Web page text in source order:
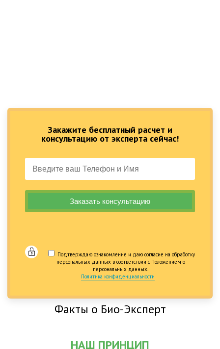
Закажите бесплатный расчет и
консультацию от эксперта сейчас!
Подтверждаю ознакомление и даю согласие на обработку
персональных данных в соответствии с Положением о
персональных данных.
Политика конфиденциальности
Факты о Био-Эксперт
НАШ ПРИНЦИП